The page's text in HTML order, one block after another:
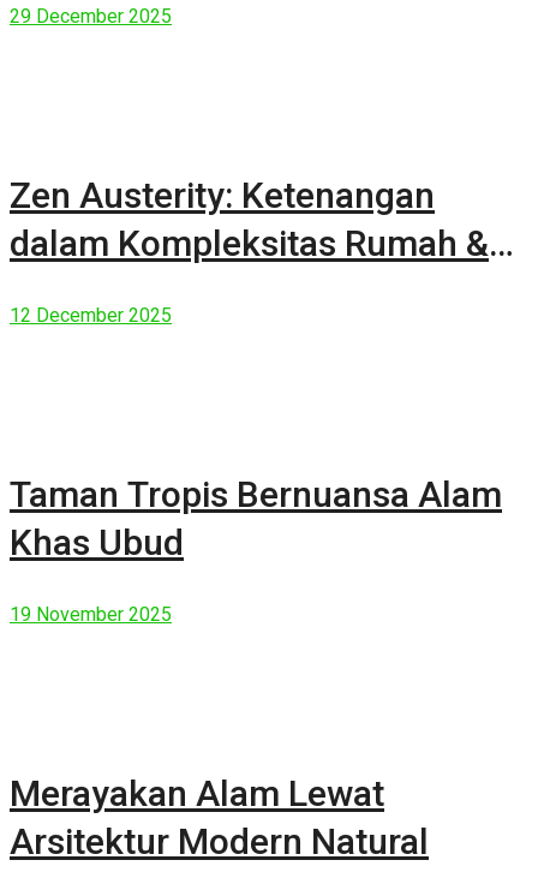
29 December 2025
Zen Austerity: Ketenangan
dalam Kompleksitas Rumah &
12 December 2025
Taman Tropis Bernuansa Alam
Khas Ubud
19 November 2025
Merayakan Alam Lewat
Arsitektur Modern Natural